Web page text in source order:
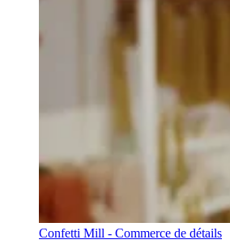
Confetti Mill - Commerce de détails